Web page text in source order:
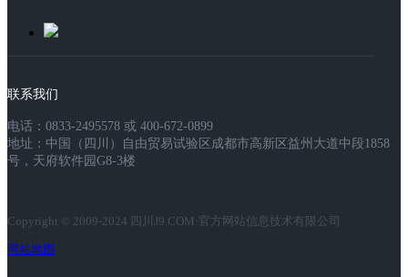
联系我们
电话：0833-2495578 或 400-672-0899
地址：中国（四川）自由贸易试验区成都市高新区益州大道中段1858
号，天府软件园G8-3楼
Copyright © 2009-2024 四川J9.COM·官方网站信息技术有限公司
网站地图